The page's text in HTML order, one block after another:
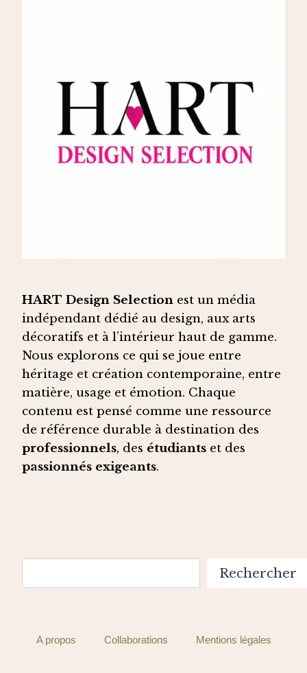
HART Design Selection est un média
indépendant dédié au design, aux arts
décoratifs et à l’intérieur haut de gamme.
Nous explorons ce qui se joue entre
héritage et création contemporaine, entre
matière, usage et émotion. Chaque
contenu est pensé comme une ressource
de référence durable à destination des
professionnels, des étudiants et des
passionnés exigeants.
Rechercher
A propos Collaborations Mentions légales